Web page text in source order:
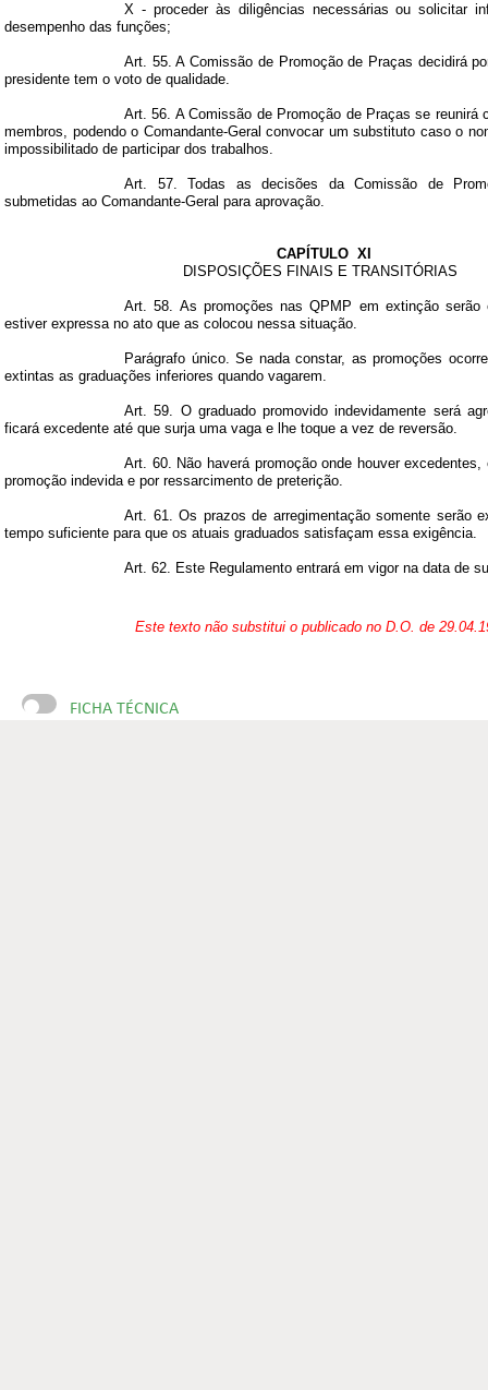
X - proceder às diligências necessárias ou solicitar
desempenho das funções;
Art. 55. A Comissão de Promoção de Praças decidirá
presidente tem o voto de qualidade.
Art. 56. A Comissão de Promoção de Praças se reunirá
membros, podendo o Comandante-Geral convocar um substituto caso o
impossibilitado de participar dos trabalhos.
Art. 57. Todas as decisões da Comissão de
submetidas ao Comandante-Geral para aprovação.
CAPÍTULO XI
DISPOSIÇÕES FINAIS E TRANSITÓRIAS
Art. 58. As promoções nas QPMP em extinção serão
estiver expressa no ato que as colocou nessa situação.
Parágrafo único. Se nada constar, as promoções
extintas as graduações inferiores quando vagarem.
Art. 59. O graduado promovido indevidamente será
ficará excedente até que surja uma vaga e lhe toque a vez de reversão.
Art. 60. Não haverá promoção onde houver
promoção indevida e por ressarcimento de preterição.
Art. 61. Os prazos de arregimentação somente serão
tempo suficiente para que os atuais graduados satisfaçam essa exigência.
Art. 62. Este Regulamento entrará em vigor na data de
Este texto não substitui o publicado no D.O. de
FICHA TÉCNICA